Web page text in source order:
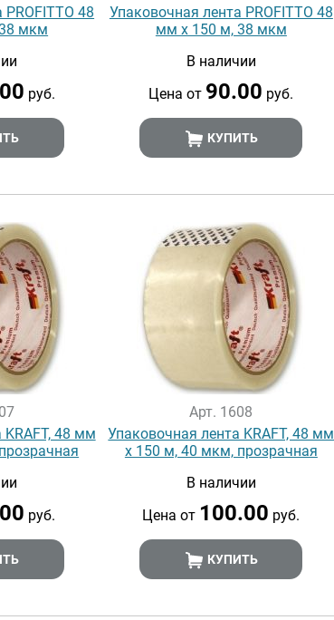
48
мкм
руб.
Упаковочная лента PROFITTO 48
мм х 150 м, 38 мкм
В наличии
Цена от 90.00 руб.
КУПИТЬ
48 мм
руб.
Арт. 1608
Упаковочная лента KRAFT, 48 мм
х 150 м, 40 мкм, прозрачная
В наличии
Цена от 100.00 руб.
КУПИТЬ